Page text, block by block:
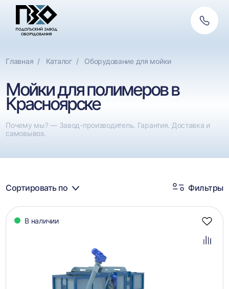
связь
Главная Каталог Оборудование для мойки
Мойки для полимеров в
Красноярске
Почему мы? — Завод-производитель. Гарантия. Доставка и
самовывоз.
Сортировать по Фильтры
Каталог
товаров
В наличии
Фильтры
назначению Сбросить
Мойки для плёнки